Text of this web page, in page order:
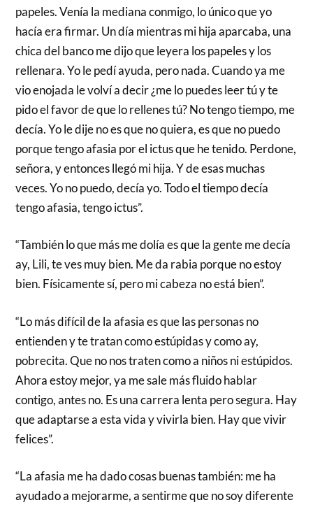
papeles. Venía la mediana conmigo, lo único que yo
hacía era firmar. Un día mientras mi hija aparcaba, una
chica del banco me dijo que leyera los papeles y los
rellenara. Yo le pedí ayuda, pero nada. Cuando ya me
vio enojada le volví a decir ¿me lo puedes leer tú y te
pido el favor de que lo rellenes tú? No tengo tiempo, me
decía. Yo le dije no es que no quiera, es que no puedo
porque tengo afasia por el ictus que he tenido. Perdone,
señora, y entonces llegó mi hija. Y de esas muchas
veces. Yo no puedo, decía yo. Todo el tiempo decía
tengo afasia, tengo ictus”.
“También lo que más me dolía es que la gente me decía
ay, Lili, te ves muy bien. Me da rabia porque no estoy
bien. Físicamente sí, pero mi cabeza no está bien”.
“Lo más difícil de la afasia es que las personas no
entienden y te tratan como estúpidas y como ay,
pobrecita. Que no nos traten como a niños ni estúpidos.
Ahora estoy mejor, ya me sale más fluido hablar
contigo, antes no. Es una carrera lenta pero segura. Hay
que adaptarse a esta vida y vivirla bien. Hay que vivir
felices”.
“La afasia me ha dado cosas buenas también: me ha
ayudado a mejorarme, a sentirme que no soy diferente